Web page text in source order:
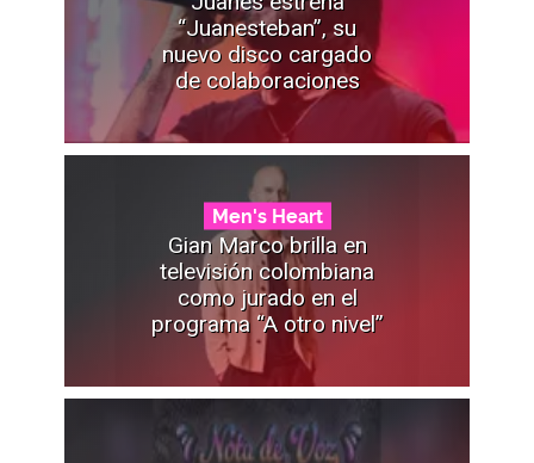
“Juanesteban”, su
nuevo disco cargado
de colaboraciones
Men's Heart
Gian Marco brilla en
televisión colombiana
como jurado en el
programa “A otro nivel”